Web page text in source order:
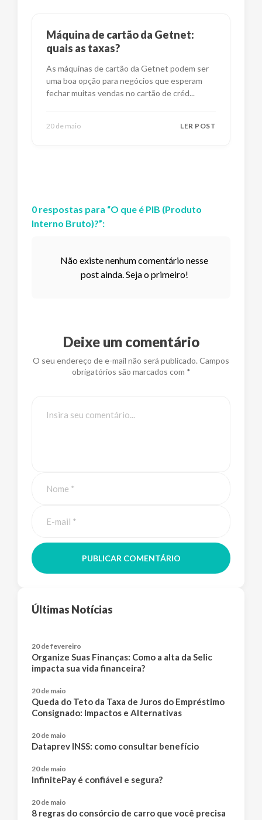
Máquina de cartão da Getnet:
quais as taxas?
As máquinas de cartão da Getnet podem ser
uma boa opção para negócios que esperam
fechar muitas vendas no cartão de créd...
20 de maio LER POST
0 respostas para “O que é PIB (Produto
Interno Bruto)?”:
Não existe nenhum comentário nesse
post ainda. Seja o primeiro!
Deixe um comentário
O seu endereço de e-mail não será publicado. Campos
obrigatórios são marcados com *
PUBLICAR COMENTÁRIO
Últimas Notícias
20 de fevereiro
Organize Suas Finanças: Como a alta da Selic
impacta sua vida financeira?
20 de maio
Queda do Teto da Taxa de Juros do Empréstimo
Consignado: Impactos e Alternativas
20 de maio
Dataprev INSS: como consultar benefício
20 de maio
InfinitePay é confiável e segura?
20 de maio
8 regras do consórcio de carro que você precisa